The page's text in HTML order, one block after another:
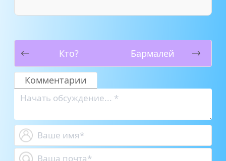
Кто? Бармалей
Комментарии